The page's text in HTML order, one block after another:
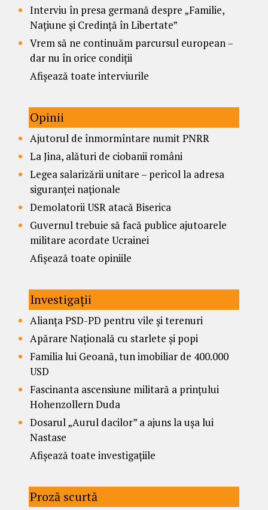
Interviu în presa germană despre „Familie,
Națiune și Credință în Libertate”
Vrem să ne continuăm parcursul european –
dar nu în orice condiții
Afișează toate interviurile
Opinii
Ajutorul de înmormîntare numit PNRR
La Jina, alături de ciobanii români
Legea salarizării unitare – pericol la adresa
siguranței naționale
Demolatorii USR atacă Biserica
Guvernul trebuie să facă publice ajutoarele
militare acordate Ucrainei
Afișează toate opiniile
Investigații
Alianța PSD-PD pentru vile și terenuri
Apărare Națională cu starlete și popi
Familia lui Geoană, tun imobiliar de 400.000
USD
Fascinanta ascensiune militară a prințului
Hohenzollern Duda
Dosarul „Aurul dacilor” a ajuns la ușa lui
Nastase
Afișează toate investigațiile
Proză scurtă